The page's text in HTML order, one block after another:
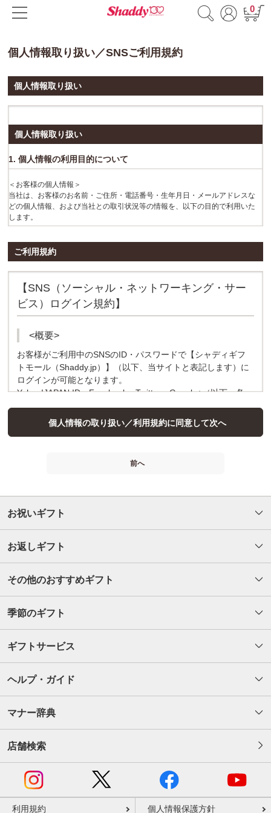
0
個人情報取り扱い／SNSご利用規約
個人情報取り扱い
個人情報取り扱い
1. 個人情報の利用目的について
＜お客様の個人情報＞
当社は、お客様のお名前・ご住所・電話番号・生年月日・メールアドレスな
どの個人情報、および当社との取引状況等の情報を、以下の目的で利用いた
します。
2. 個人情報の取得に応じることの任意性について
個人情報の記入（含む入力）は任意ですが、お客様の個人情報を記入頂く紙
面（含む画面）に「必須入力項目」等の注意書きがある項目については、記
入されない場合はお客様の認識ができず、お客様からのご要望にお応えでき
ません。
3. 安全管理措置
基本方針の策定
個人情報の適正な取扱いを確保し、質問及び苦情処理の窓口をお知らせする
個人情報の取扱いに関し、個人情報保護に関する法令及び所管省庁、業界ガ
イドライン等の規範の遵守に加え、「個人情報保護マネジメントシステム－
ム」を策定、その要求事項に準拠した取り扱いを継続しております。
個人データの取扱いに係る規律の整備
組織的安全管理措置
個人データの取扱いに関する責任者（個人情報保護管理者）を設置
個人データを取り扱う従業者及び当該従業者が取り扱う個人データの範囲
法や社内規程に違反している事実又は兆候を把握した場合の個人情報保護
管理者への報告連絡体制を整備
部署や外部の者による監査を実施
個人情報を取り扱う区域において、従業者の入退室管理及び持ち込む機器
等の制限を行うとともに、権限を有しない者による個人情報の閲覧を防止
する措置を実施
個人情報を取り扱う機器、電子媒体及び書類等の盗難又は紛失等を防止す
場合、容易に個人情報が判明しないよう措置を実施
アクセス制御を実施して、担当者及び取り扱う個人情報の範囲を限定
個人情報を取り扱う情報システムを外部からの不正アクセス又は不正ソフ
トウェアから保護する仕組みを導入
4. 共同利用について
当社がお客様から取得させていただいた個人情報は、当社グループ会社、当
ご利用規約
【SNS（ソーシャル・ネットワーキング・サー
ビス）ログイン規約】
<概要>
お客様がご利用中のSNSのID・パスワードで【シャディギフ
トモール（Shaddy.jp）】（以下、当サイトと表記します）に
ログインが可能となります。
Yahoo!JAPAN ID、Facebook、Twitter、Google+（以下、各
※各SNSのID情報は暗号化され各SNSサイトと連携されますの
SNSサイトに連携することはございません。
各SNSのサイトIDで当サイトにログインされる際は、下記の
次画面は、各SNSサイトに遷移し、ご承諾いただく項目・内
容等が表示されますので、ご確認のうえ各SNSサイトの同意
手順に従い、操作を行ってください。
当サイトは、各SNSサイトが提供するサービスからの連携を
ログインいただくために利用いたします。また、マーケティ
ングおよび販売促進・商品企画のための統計データ作成のた
めにも利用させていただきます。（但し個人は識別できませ
2.【取得する情報】
当サイトは、各SNSに登録されたID情報のみを取得いたしま
す。その他の情報の取得はいたしません。
3.【ログイン連携の利用停止について】
個人情報の取り扱い／利用規約に同意して次へ
前へ
お祝いギフト
お返しギフト
その他のおすすめギフト
季節のギフト
ギフトサービス
ヘルプ・ガイド
マナー辞典
店舗検索
利用規約 個人情報保護方針